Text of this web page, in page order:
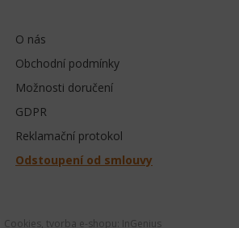
O nás
Obchodní podmínky
Možnosti doručení
GDPR
Reklamační protokol
Odstoupení od smlouvy
Cookies, tvorba e-shopu: InGenius